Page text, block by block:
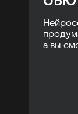
а вы